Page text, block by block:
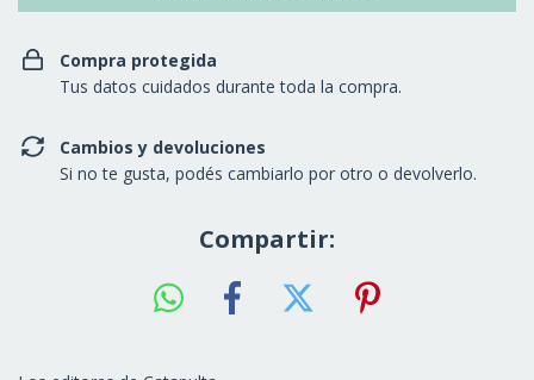
Compra protegida
Tus datos cuidados durante toda la compra.
Cambios y devoluciones
Si no te gusta, podés cambiarlo por otro o devolverlo.
Compartir: